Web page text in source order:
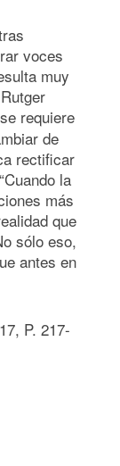
voces
muy
requiere
de
rectificar
la
más
que
sólo eso,
antes en
P. 217-